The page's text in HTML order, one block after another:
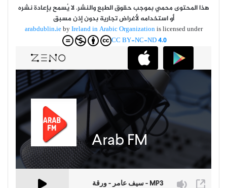
هذا المحتوى محمي بموجب حقوق الطبع والنشر. لا يُسمح بإعادة نشره
أو استخدامه لأغراض تجارية بدون إذن مسبق
arabdublin.iebyIreland in Arabic Organizationis licensed under
CC BY-NC-ND 4.0